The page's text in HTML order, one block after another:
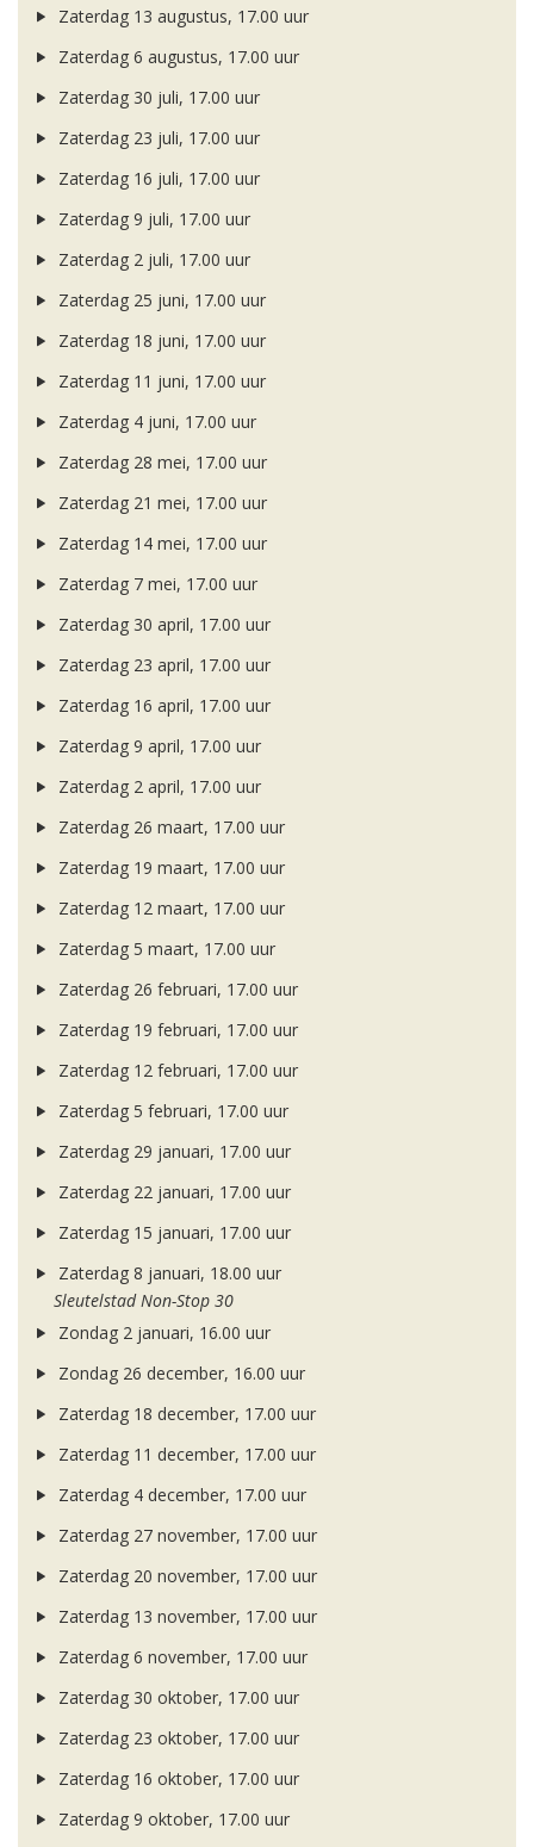
Zaterdag 13 augustus, 17.00 uur
Zaterdag 6 augustus, 17.00 uur
Zaterdag 30 juli, 17.00 uur
Zaterdag 23 juli, 17.00 uur
Zaterdag 16 juli, 17.00 uur
Zaterdag 9 juli, 17.00 uur
Zaterdag 2 juli, 17.00 uur
Zaterdag 25 juni, 17.00 uur
Zaterdag 18 juni, 17.00 uur
Zaterdag 11 juni, 17.00 uur
Zaterdag 4 juni, 17.00 uur
Zaterdag 28 mei, 17.00 uur
Zaterdag 21 mei, 17.00 uur
Zaterdag 14 mei, 17.00 uur
Zaterdag 7 mei, 17.00 uur
Zaterdag 30 april, 17.00 uur
Zaterdag 23 april, 17.00 uur
Zaterdag 16 april, 17.00 uur
Zaterdag 9 april, 17.00 uur
Zaterdag 2 april, 17.00 uur
Zaterdag 26 maart, 17.00 uur
Zaterdag 19 maart, 17.00 uur
Zaterdag 12 maart, 17.00 uur
Zaterdag 5 maart, 17.00 uur
Zaterdag 26 februari, 17.00 uur
Zaterdag 19 februari, 17.00 uur
Zaterdag 12 februari, 17.00 uur
Zaterdag 5 februari, 17.00 uur
Zaterdag 29 januari, 17.00 uur
Zaterdag 22 januari, 17.00 uur
Zaterdag 15 januari, 17.00 uur
Zaterdag 8 januari, 18.00 uur
Sleutelstad Non-Stop 30
Zondag 2 januari, 16.00 uur
Zondag 26 december, 16.00 uur
Zaterdag 18 december, 17.00 uur
Zaterdag 11 december, 17.00 uur
Zaterdag 4 december, 17.00 uur
Zaterdag 27 november, 17.00 uur
Zaterdag 20 november, 17.00 uur
Zaterdag 13 november, 17.00 uur
Zaterdag 6 november, 17.00 uur
Zaterdag 30 oktober, 17.00 uur
Zaterdag 23 oktober, 17.00 uur
Zaterdag 16 oktober, 17.00 uur
Zaterdag 9 oktober, 17.00 uur